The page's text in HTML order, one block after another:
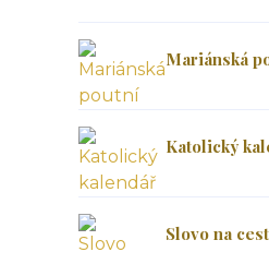
Mariánská
Katolický
Slovo na